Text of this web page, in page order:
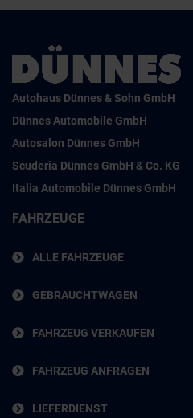
Autohaus Dünnes & Sohn GmbH
Dünnes Automobile GmbH
Autosalon Dünnes GmbH
Scuderia Dünnes GmbH & Co. KG
Italia Automobile Dünnes GmbH
FAHRZEUGE
ALLE FAHRZEUGE
GEBRAUCHTWAGEN
FAHRZEUG VERKAUFEN
FAHRZEUG ANFRAGEN
LIEFERDIENST